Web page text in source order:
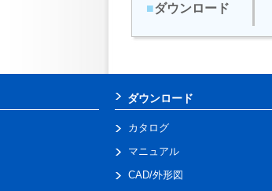
■ダウンロード
ダウンロード
カタログ
マニュアル
CAD/外形図